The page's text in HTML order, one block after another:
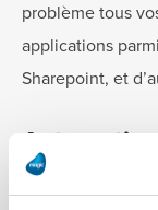
problème tous
applications
Sharepoint, et
Magic xpi